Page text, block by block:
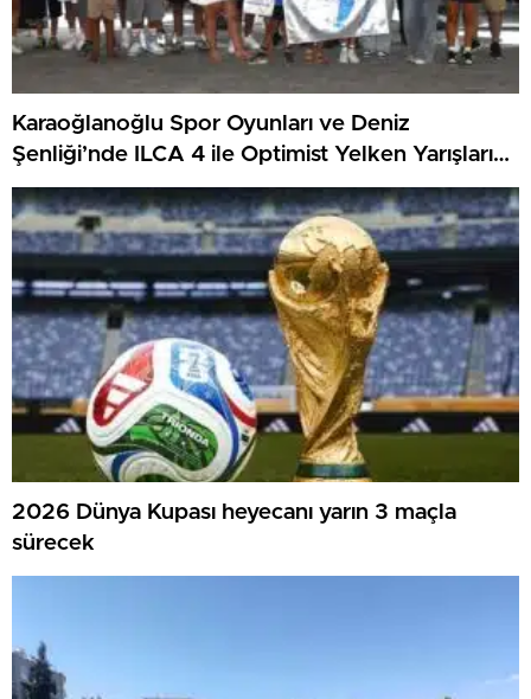
Karaoğlanoğlu Spor Oyunları ve Deniz
Şenliği’nde ILCA 4 ile Optimist Yelken Yarışları
Tamamlandı
2026 Dünya Kupası heyecanı yarın 3 maçla
sürecek